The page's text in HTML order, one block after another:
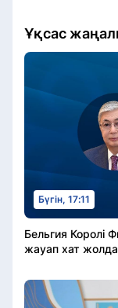
Ұқсас
Бүгін, 17:11
Бельгия Королі
жауап хат